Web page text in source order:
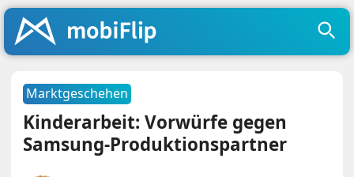
Marktgeschehen
Kinderarbeit: Vorwürfe gegen
Samsung-Produktionspartner